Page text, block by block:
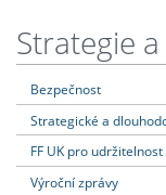
Strategie
Bezpečnost
Strategické a
FF UK pro udržitelnost
Výroční zprávy